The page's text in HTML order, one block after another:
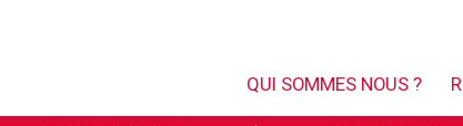
QUI SOMMES NOUS ?